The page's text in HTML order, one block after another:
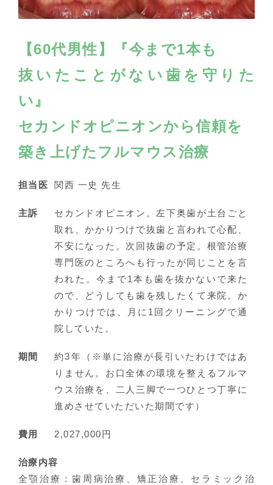
【60代男性】『今まで1本も
抜いたことがない歯を守りた
い』
セカンドオピニオンから信頼を
築き上げたフルマウス治療
担当医 関西 一史 先生
主訴
セカンドオピニオン。左下奥歯が土台ごと
取れ、かかりつけで抜歯と言われて心配、
不安になった。次回抜歯の予定。根管治療
専門医のところへも行ったが同じことを言
われた。今まで1本も歯を抜かないで来た
ので、どうしても歯を残したくて来院。か
かりつけでは、月に1回クリーニングで通
院していた。
期間
約3年（※単に治療が長引いたわけではあ
りません。お口全体の環境を整えるフルマ
ウス治療を、二人三脚で一つひとつ丁寧に
進めさせていただいた期間です）
費用 2,027,000円
治療内容
全顎治療：歯周病治療、矯正治療、セラミック治